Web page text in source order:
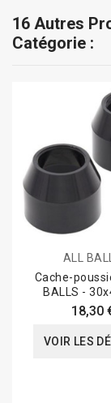
16 Autres
Catégorie :
ALL
Cache-
BALLS -
18,30
VOIR LES